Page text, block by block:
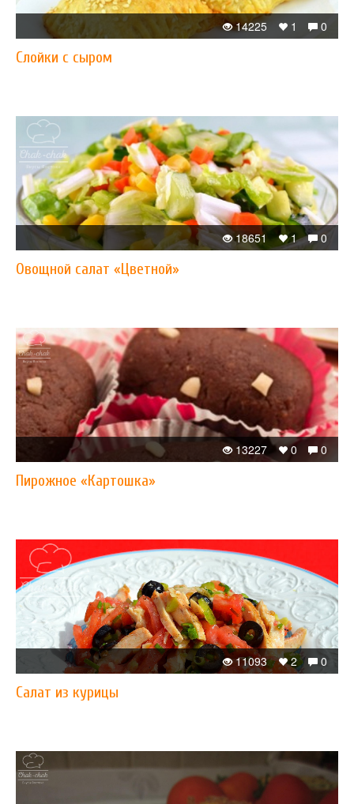
0
1
14225
Слойки с сыром
0
1
18651
Овощной салат «Цветной»
0
0
13227
Пирожное «Картошка»
0
2
11093
Салат из курицы​